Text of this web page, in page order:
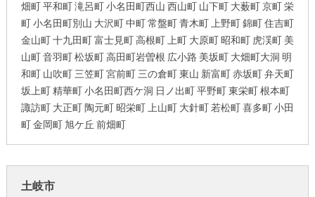
畑町 平和町 滝呂町 小名田町西山 西山町 山下町 大薮町 京町 栄
町 小名田町別山 大沢町 中町 常盤町 青木町 上野町 錦町 住吉町
金山町 十九田町 富士見町 高根町 上町 大原町 昭和町 虎渓町 美
山町 音羽町 松坂町 高田町岩曽根 広小路 美坂町 大畑町大洞 明
和町 山吹町 三笠町 宮前町 三の倉町 東山 新富町 赤坂町 弁天町
坂上町 精華町 小名田町西ケ洞 日ノ出町 平野町 東栄町 根本町
諏訪町 大正町 陶元町 昭栄町 上山町 大針町 若松町 喜多町 小田
町 金岡町 旭ケ丘 前畑町
土岐市